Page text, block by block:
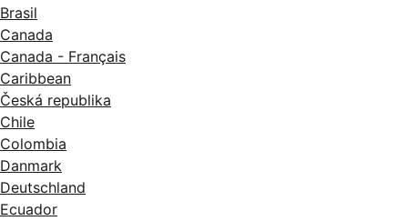
Brasil
Canada
Canada - Français
Caribbean
Česká republika
Chile
Colombia
Danmark
Deutschland
Ecuador